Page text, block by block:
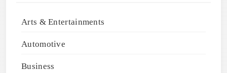
Arts & Entertainments
Automotive
Business